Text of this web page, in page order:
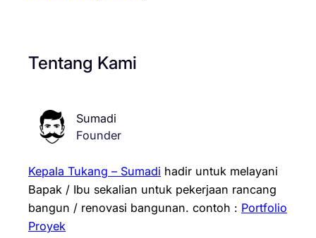
Tentang Kami
Sumadi
Founder
Kepala Tukang – Sumadi hadir untuk melayani
Bapak / Ibu sekalian untuk pekerjaan rancang
bangun / renovasi bangunan. contoh : Portfolio
Proyek